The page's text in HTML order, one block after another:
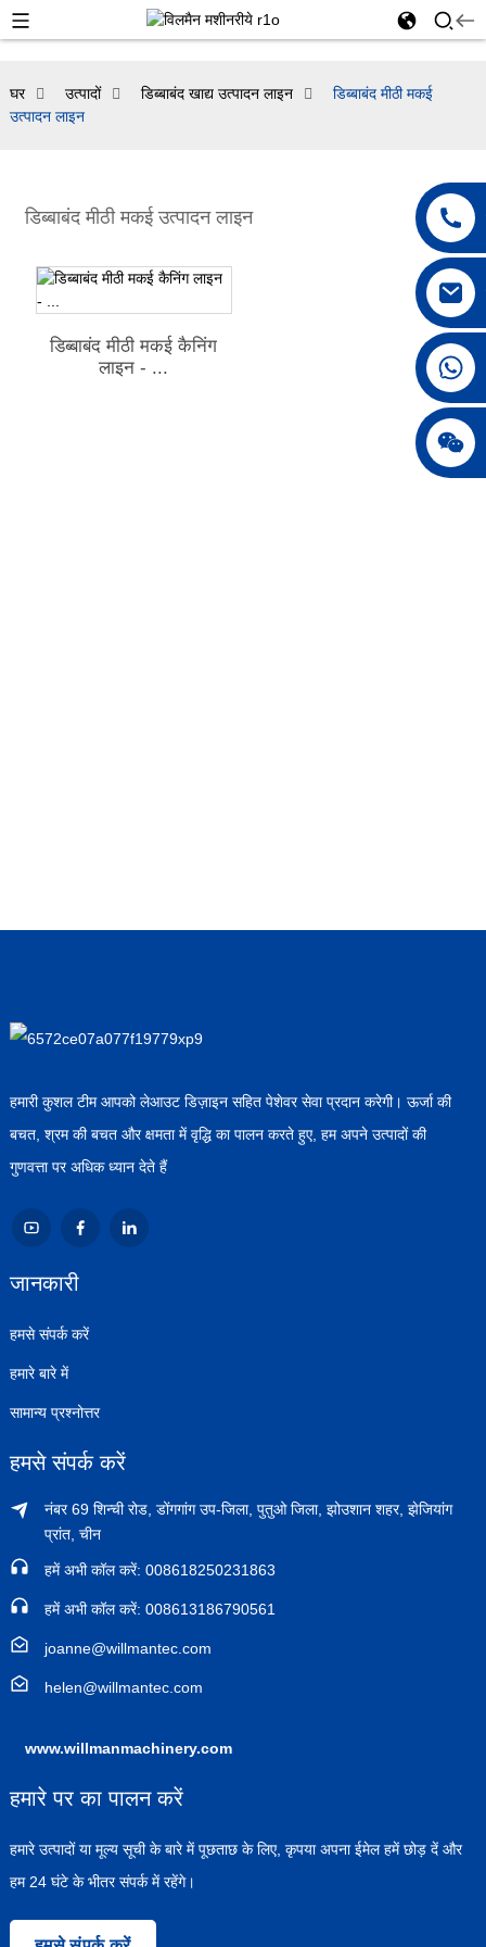
घर उत्पादों डिब्बाबंद खाद्य उत्पादन लाइन
डिब्बाबंद मीठी मकई
उत्पादन लाइन
डिब्बाबंद मीठी मकई उत्पादन लाइन
डिब्बाबंद मीठी मकई कैनिंग
लाइन - ...
हमारी कुशल टीम आपको लेआउट डिज़ाइन सहित पेशेवर सेवा प्रदान करेगी। ऊर्जा की
बचत, श्रम की बचत और क्षमता में वृद्धि का पालन करते हुए, हम अपने उत्पादों की
गुणवत्ता पर अधिक ध्यान देते हैं
जानकारी
हमसे संपर्क करें
हमारे बारे में
सामान्य प्रश्नोत्तर
हमसे संपर्क करें
नंबर 69 शिन्ची रोड, डोंगगांग उप-जिला, पुतुओ जिला, झोउशान शहर, झेजियांग
प्रांत, चीन
हमें अभी कॉल करें: 008618250231863
हमें अभी कॉल करें: 008613186790561
joanne@willmantec.com
helen@willmantec.com
www.willmanmachinery.com
हमारे पर का पालन करें
हमारे उत्पादों या मूल्य सूची के बारे में पूछताछ के लिए, कृपया अपना ईमेल हमें छोड़ दें और
हम 24 घंटे के भीतर संपर्क में रहेंगे।